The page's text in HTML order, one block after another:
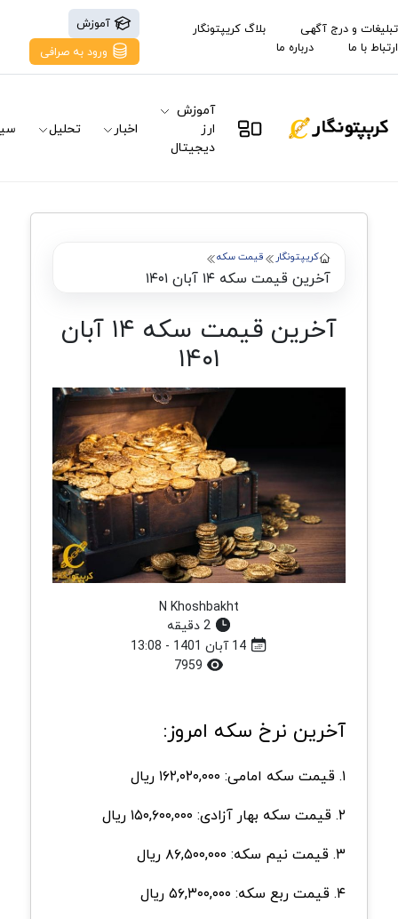
تبلیغات و درج آگهی
بلاگ کریپتونگار
ارتباط با ما
درباره ما
آموزش
ورود به صرافی
آموزش
ارز
دیجیتال
اخبار تحلیل
کریپتونگار قیمت سکه
آخرین قیمت سکه ۱۴ آبان ۱۴۰۱
آخرین قیمت سکه ۱۴ آبان
۱۴۰۱
N Khoshbakht
2 دقیقه
آخرین نرخ سکه امروز:
۱. قیمت سکه امامی: ۱۶۲,۰۲۰,۰۰۰ ریال
۲. قیمت سکه بهار آزادی: ۱۵۰,۶۰۰,۰۰۰ ریال
۳. قیمت نیم سکه: ۸۶,۵۰۰,۰۰۰ ریال
۴. قیمت ربع سکه: ۵۶,۳۰۰,۰۰۰ ریال